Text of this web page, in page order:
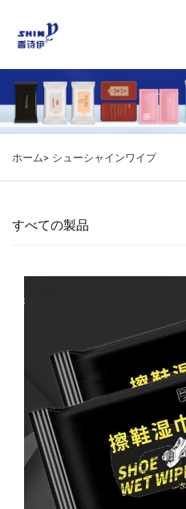
ホーム> シューシャインワイプ
すべての製品